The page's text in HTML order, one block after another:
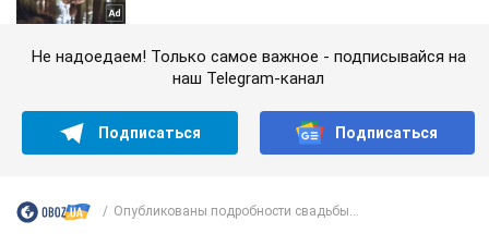
Не надоедаем! Только самое важное - подписывайся на
наш Telegram-канал
Подписаться Подписаться
Опубликованы подробности свадьбы...